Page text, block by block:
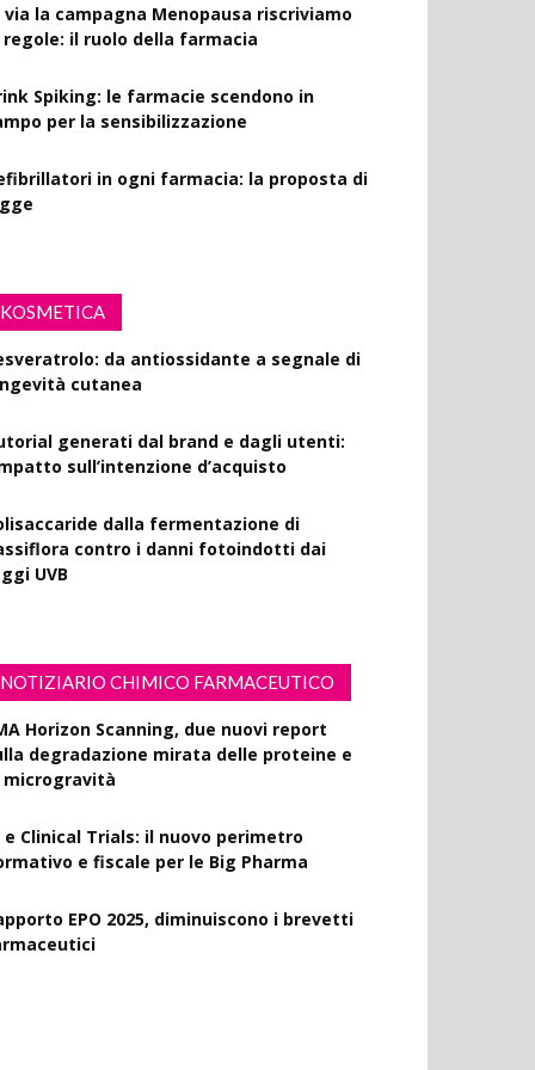
via la campagna Menopausa riscriviamo
regole: il ruolo della farmacia
Spiking: le farmacie scendono in
per la sensibilizzazione
in ogni farmacia: la proposta di
KOSMETICA
da antiossidante a segnale di
cutanea
generati dal brand e dagli utenti:
sull’intenzione d’acquisto
dalla fermentazione di
contro i danni fotoindotti dai
UVB
NOTIZIARIO CHIMICO FARMACEUTICO
Horizon Scanning, due nuovi report
degradazione mirata delle proteine e
microgravità
e Clinical Trials: il nuovo perimetro
e fiscale per le Big Pharma
EPO 2025, diminuiscono i brevetti